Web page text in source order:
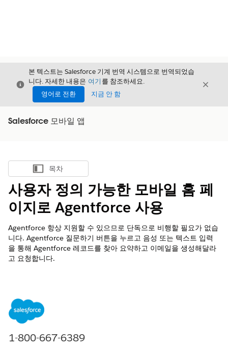
닫기
본 텍스트는 Salesforce 기계 번역 시스템으로 번역되었습
니다. 자세한 내용은 여기 를 참조하세요.
영어로 전환
지금 안 함
닫기
Salesforce 모바일 앱
목차 표시
목차
사용자 정의 가능한 모바일 홈 페
이지로 Agentforce 사용
Agentforce 항상 지원할 수 있으므로 단독으로 비행할 필요가 없습
니다. Agentforce 질문하기 버튼을 누르고 음성 또는 텍스트 입력
을 통해 Agentforce 레코드를 찾아 요약하고 이메일을 생성해달라
고 요청합니다.
지원 제품: 모든 Edition(Database.com 제외)의 휴대폰 및 태블릿
에서 Android 및 iOS용 Salesforce 모바일 앱
1-800-667-6389